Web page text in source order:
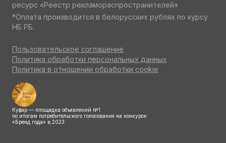
ресурс «Реестр рекламораспространителей»
*Оплата производится в белорусских рублях по курсу
НБ РБ.
Пользовательское соглашение
Политика обработки персональных данных
Политика в отношении обработки cookie
Куфар — площадка объявлений №1
по итогам потребительского голосования на конкурсе
«Бренд года» в 2023